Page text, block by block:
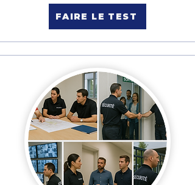
FAIRE LE TEST